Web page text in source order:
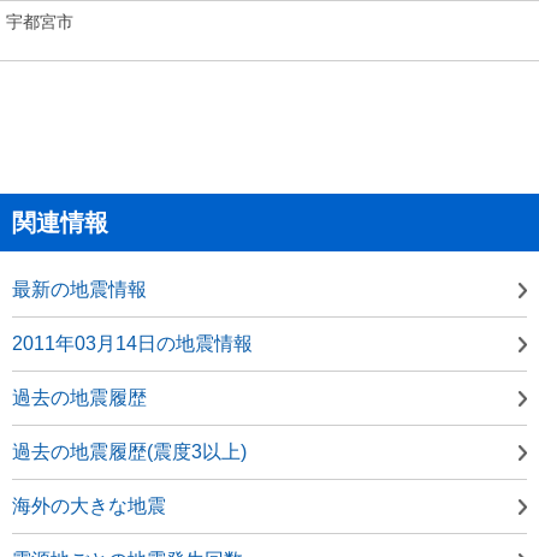
宇都宮市
関連情報
最新の地震情報
2011年03月14日の地震情報
過去の地震履歴
過去の地震履歴(震度3以上)
海外の大きな地震